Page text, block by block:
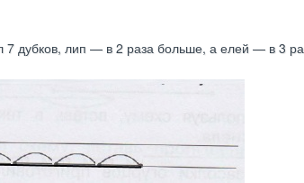
7 дубков, лип — в 2 раза больше, а елей — в 3